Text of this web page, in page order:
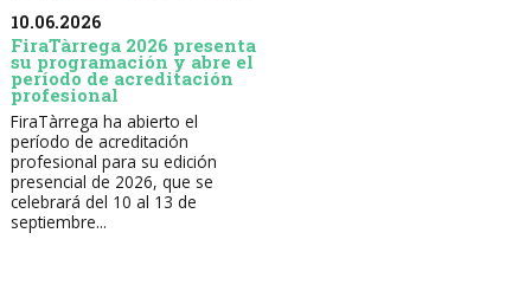
10.06.2026
FiraTàrrega 2026 presenta
su programación y abre el
período de acreditación
profesional
FiraTàrrega ha abierto el
período de acreditación
profesional para su edición
presencial de 2026, que se
celebrará del 10 al 13 de
septiembre...